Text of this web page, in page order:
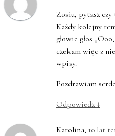
Zosiu, pytasz czy
Każdy kolejny
głowie głos
czekam więc z
wpisy.
Pozdrawiam
Odpowiedz ↓
Karolina, 10 lat